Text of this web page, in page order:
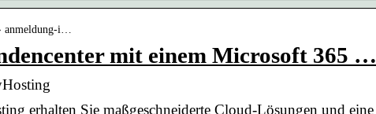
anmeldung-i…
mit einem Microsoft 365 …
erhalten Sie maßgeschneiderte Cloud-Lösungen und eine